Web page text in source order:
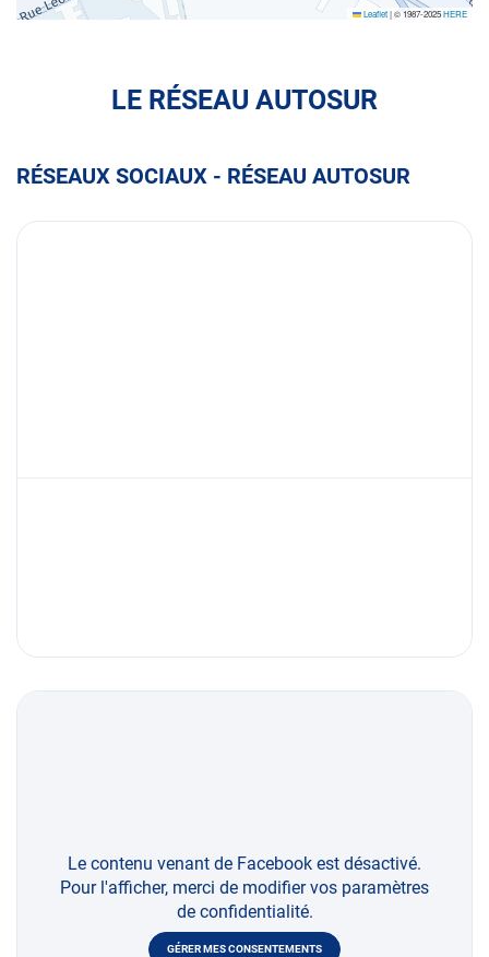
Leaflet|© 1987-2025HERE
LE RÉSEAU AUTOSUR
RÉSEAUX SOCIAUX - RÉSEAU AUTOSUR
Le contenu venant de Facebook est désactivé.
Pour l'afficher, merci de modifier vos paramètres
de confidentialité.
GÉRER MES CONSENTEMENTS